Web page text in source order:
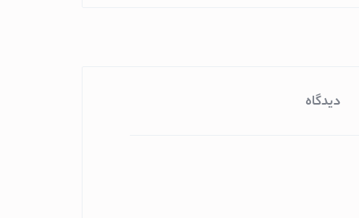
دیدگاه